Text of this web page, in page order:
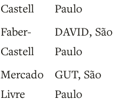
Castell
Paulo
Faber-
Castell
DAVID, São
Paulo
Mercado
Livre
GUT, São
Paulo